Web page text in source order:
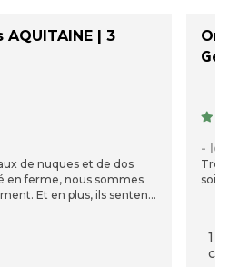
| 3
de nuques et de dos
en ferme, nous sommes
Et en plus, ils sentent
- le
1